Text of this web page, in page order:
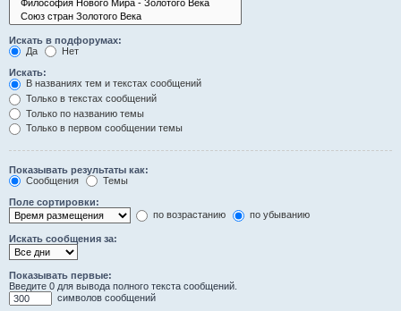
Искать в подфорумах:
Да
Нет
Искать:
В названиях тем и текстах сообщений
Только в текстах сообщений
Только по названию темы
Только в первом сообщении темы
Показывать результаты как:
Сообщения
Темы
Поле сортировки:
по возрастанию
по убыванию
Искать сообщения за:
Показывать первые:
Введите 0 для вывода полного текста сообщений.
символов сообщений